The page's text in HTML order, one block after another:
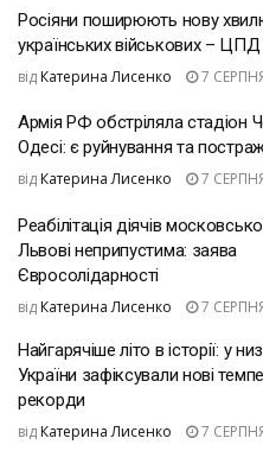
Росіяни поширюють нову
українських військових – ЦПД
від Катерина Лисенко 7
Армія РФ обстріляла стадіон
Одесі: є руйнування та
від Катерина Лисенко 7
Реабілітація діячів
Львові неприпустима: заява
Євросолідарності
від Катерина Лисенко 7
Найгарячіше літо в історії: у
України зафіксували нові
рекорди
від Катерина Лисенко 7